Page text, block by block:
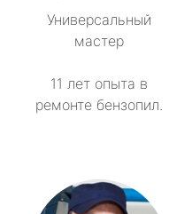
Универсальный
мастер
11 лет опыта в
ремонте бензопил.